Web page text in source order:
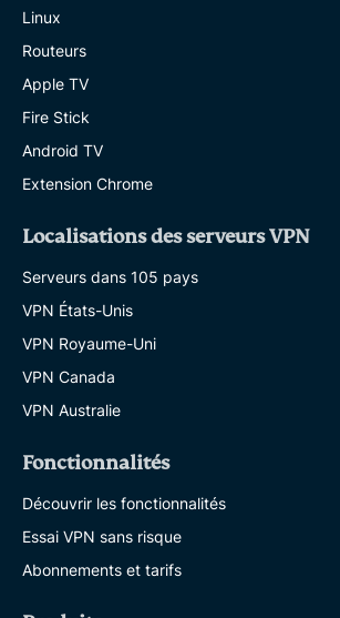
Linux
Routeurs
Apple TV
Fire Stick
Android TV
Extension Chrome
Localisations des serveurs VPN
Serveurs dans 105 pays
VPN États-Unis
VPN Royaume-Uni
VPN Canada
VPN Australie
Fonctionnalités
Découvrir les fonctionnalités
Essai VPN sans risque
Abonnements et tarifs